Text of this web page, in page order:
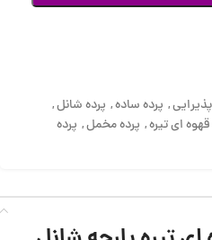
, پرده ساده, پرده شانل,
قهوه ای تیره, پرده مخمل, پرده